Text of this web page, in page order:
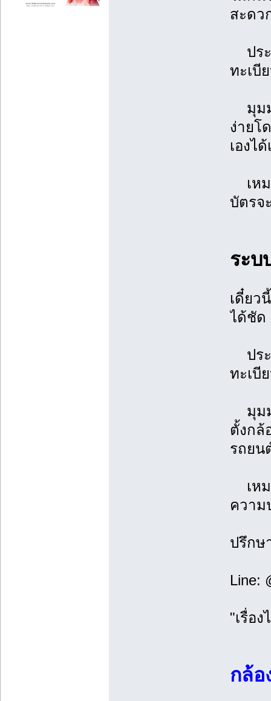
สะดว
ประ
ทะเบี
มุมม
ง่ายโ
เองไ
เหม
บัตรจ
ระบ
เดี๋ยว
ได้ชัด
ประ
ทะเบี
มุมม
ตั้งกล้
รถยน
เหม
ความ
ปรึกษ
Line:
"เรื่อ
กล้อ